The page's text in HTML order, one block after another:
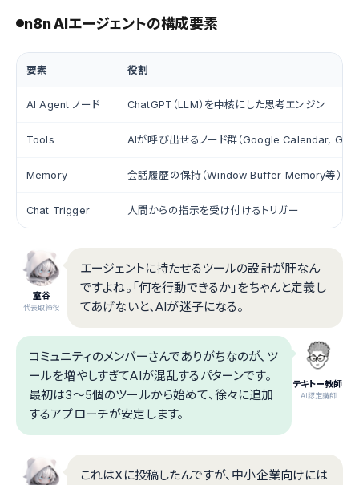
n8n AIエージェントの構成要素
要素 役割
AI Agent ノード ChatGPT（LLM）を中核にした思考エンジン
Tools AIが呼び出せるノード群（Google Calendar,
Memory 会話履歴の保持（Window Buffer Memory等）
Chat Trigger 人間からの指示を受け付けるトリガー
室谷
代表取締役
エージェントに持たせるツールの設計が肝なん
ですよね。「何を行動できるか」をちゃんと定義し
てあげないと、AIが迷子になる。
テキトー教師
.AI認定講師
コミュニティのメンバーさんでありがちなのが、ツ
ールを増やしすぎてAIが混乱するパターンです。
最初は3〜5個のツールから始めて、徐々に追加
するアプローチが安定します。
これはXに投稿したんですが、中小企業向けには